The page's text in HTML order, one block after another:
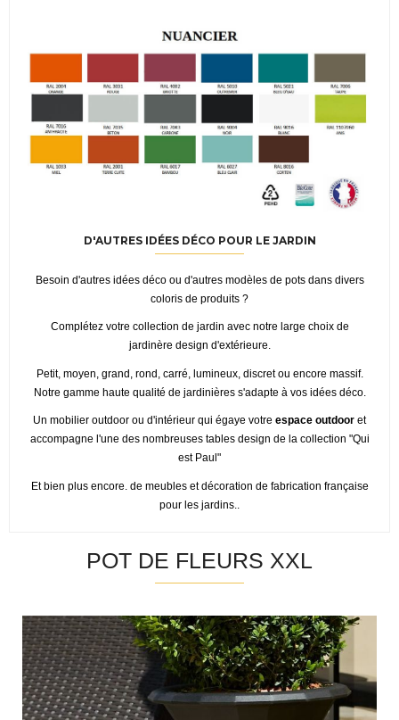
D'AUTRES IDÉES DÉCO POUR LE JARDIN
Besoin d'autres idées déco ou d'autres modèles de pots dans divers
coloris de produits ?
Complétez votre collection de jardin avec notre large choix de
jardinère design d'extérieure.
Petit, moyen, grand, rond, carré, lumineux, discret ou encore massif.
Notre gamme haute qualité de jardinières s'adapte à vos idées déco.
Un mobilier outdoor ou d'intérieur qui égaye votre espace outdoor et
accompagne l'une des nombreuses tables design de la collection "Qui
est Paul"
Et bien plus encore. de meubles et décoration de fabrication française
pour les jardins..
POT DE FLEURS XXL